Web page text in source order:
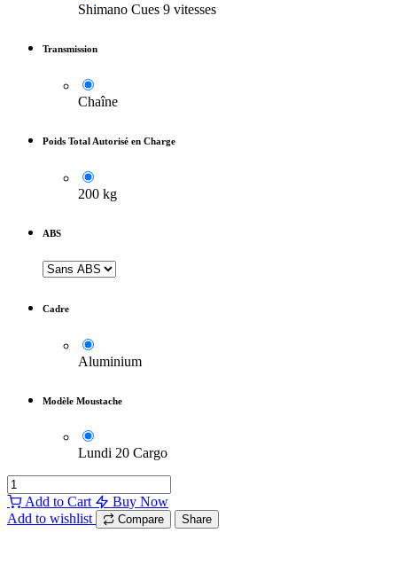
Shimano Cues 9 vitesses
Transmission
Chaîne
Poids Total Autorisé en Charge
200 kg
ABS
Cadre
Aluminium
Modèle Moustache
Lundi 20 Cargo
Add to Cart
Buy Now
Add to wishlist
Compare Share